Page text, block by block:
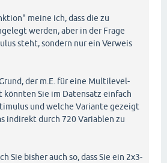
meine ich, dass die zu
werden, aber in der Frage
steht, sondern nur ein Verweis
der m.E. für eine Multilevel-
Sie im Datensatz einfach
und welche Variante gezeigt
indirekt durch 720 Variablen zu
Sie bisher auch so, dass Sie ein 2x3-